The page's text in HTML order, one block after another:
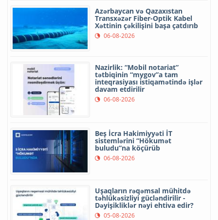
Azərbaycan və Qazaxıstan
Transxəzər Fiber-Optik Kabel
Xəttinin çəkilişini başa çatdırıb
06-08-2026
Nazirlik: “Mobil notariat”
tətbiqinin “mygov”a tam
inteqrasiyası istiqamətində işlər
davam etdirilir
06-08-2026
Beş İcra Hakimiyyəti İT
sistemlərini “Hökumət
buludu”na köçürüb
06-08-2026
Uşaqların rəqəmsal mühitdə
təhlükəsizliyi gücləndirilir -
Dəyişikliklər nəyi ehtiva edir?
05-08-2026